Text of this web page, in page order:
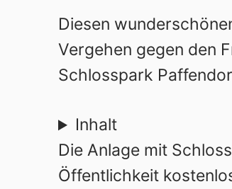
Diesen
Vergehen gegen den
Schlosspark
Inhalt
Die Anlage mit
Öffentlichkeit